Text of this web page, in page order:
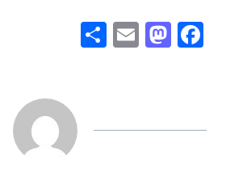
F
b
M
d
E
e